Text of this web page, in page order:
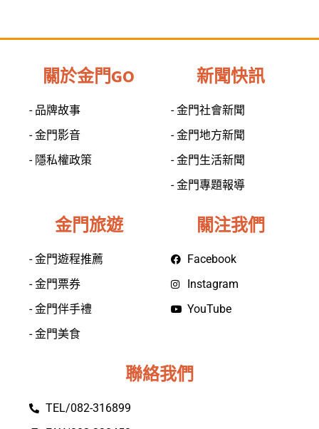
關於金門GO
- 品牌故事
- 金門影音
- 隱私權政策
新聞快訊
- 金門社會新聞
- 金門地方新聞
- 金門生活新聞
- 金門專題報導
金門旅遊
- 金門遊程推薦
- 金門票券
- 金門伴手禮
- 金門美食
關注我們
Facebook
Instagram
YouTube
聯絡我們
TEL/082-316899